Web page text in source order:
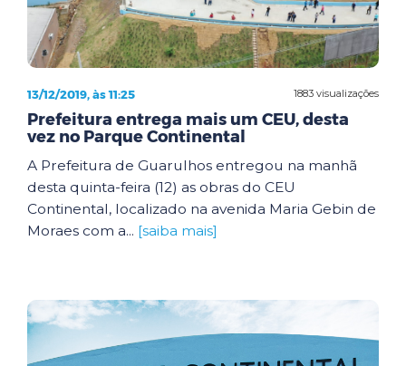
1883 visualizações
13/12/2019, às 11:25
Prefeitura entrega mais um CEU, desta
vez no Parque Continental
A Prefeitura de Guarulhos entregou na manhã
desta quinta-feira (12) as obras do CEU
Continental, localizado na avenida Maria Gebin de
Moraes com a... [saiba mais]